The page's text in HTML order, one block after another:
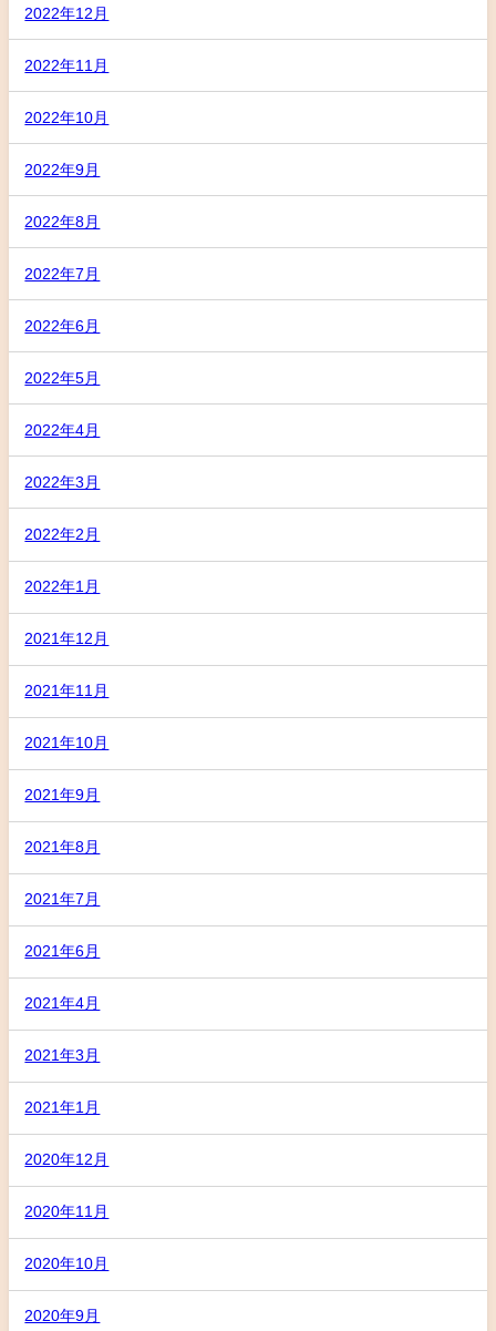
2022年12月
2022年11月
2022年10月
2022年9月
2022年8月
2022年7月
2022年6月
2022年5月
2022年4月
2022年3月
2022年2月
2022年1月
2021年12月
2021年11月
2021年10月
2021年9月
2021年8月
2021年7月
2021年6月
2021年4月
2021年3月
2021年1月
2020年12月
2020年11月
2020年10月
2020年9月